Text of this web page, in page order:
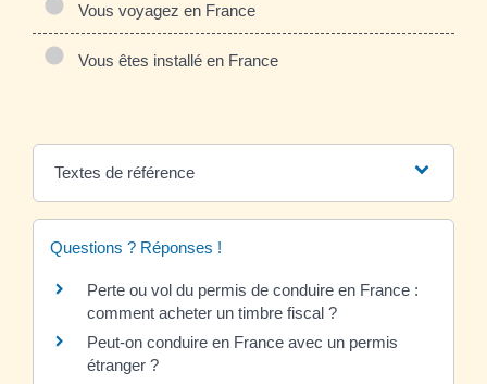
Vous voyagez en France
Vous êtes installé en France
Textes de référence
Questions ? Réponses !
Perte ou vol du permis de conduire en France :
comment acheter un timbre fiscal ?
Peut-on conduire en France avec un permis
étranger ?